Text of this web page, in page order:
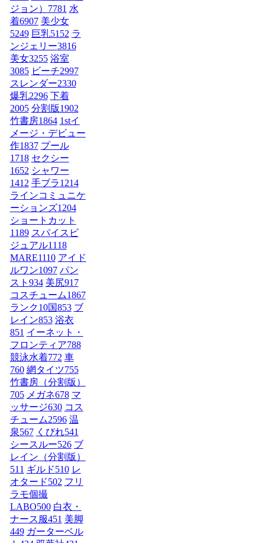
ジョン） 7781 水
着6907 美少女
5249 巨乳5152 ラ
ンジェリー3816
美女3255 浴室
3085 ビーチ2997
スレンダー2330
爆乳2296 下着
2005 分割版1902
竹書房1864 1stイ
メージ・デビュー
作1837 プール
1718 セクシー
1652 シャワー
1412 手ブラ1214
ラインコミュニケ
ーションズ1204
ショートカット
1189 スパイスビ
ジュアル1118
MARE1110 アイド
ルワン1097 パン
スト 934 美尻917
コスチューム1867
ランク10国853 ブ
レイン853 浴衣
851 イーネット・
フロンティア788
競泳水着772 車
760 網タイツ755
竹書房（分割版）
705 メガネ678 マ
ッサージ630 コス
チューム2596 温
泉567 くびれ541
シースルー526 ブ
レイン（分割版）
511 ギルド510 レ
オタード502 フリ
ラモ個撮
LABO500 白衣・
ナース服451 美脚
449 ガーターベル